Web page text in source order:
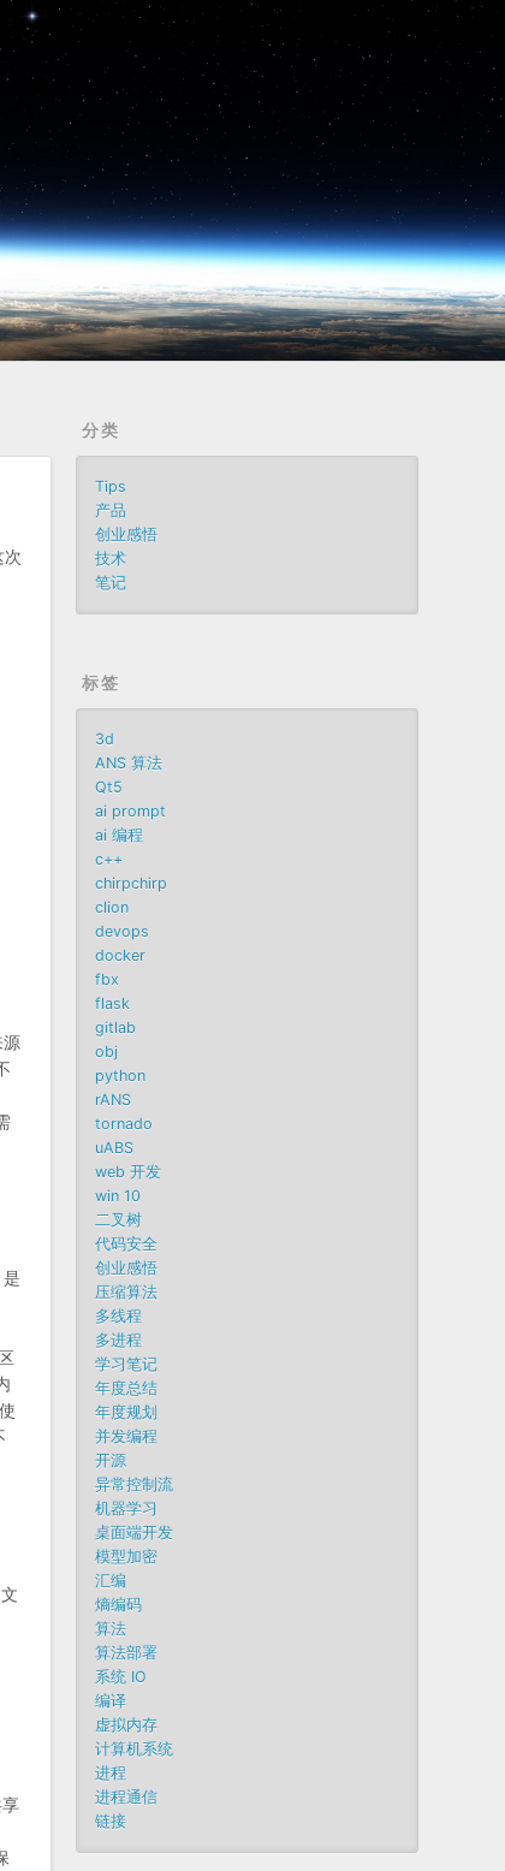
次
源
分类
Tips
产品
创业感悟
技术
笔记
标签
3d
ANS 算法
Qt5
ai prompt
ai 编程
c++
chirpchirp
clion
devops
docker
fbx
flask
gitlab
obj
python
rANS
tornado
uABS
web 开发
win 10
二叉树
代码安全
创业感悟
压缩算法
多线程
多进程
学习笔记
年度总结
年度规划
并发编程
开源
异常控制流
机器学习
桌面端开发
模型加密
汇编
熵编码
算法
算法部署
系统 IO
编译
虚拟内存
计算机系统
进程
进程通信
链接